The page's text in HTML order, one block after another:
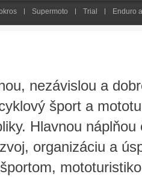
Supermoto Trial Enduro
nezávislou a
šport a
Hlavnou
organizáciu a